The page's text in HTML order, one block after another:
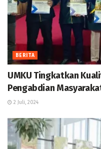
BERITA
UMKU Tingkatkan
Pengabdian
2 Juli, 2024